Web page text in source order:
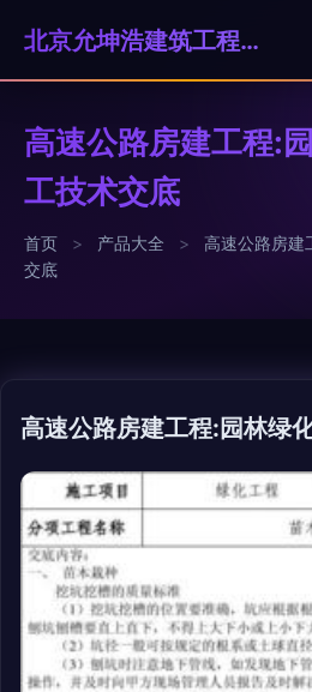
北京允坤浩建筑工程有限公司
高速公路房建工程:
工技术交底
首页 > 产品大全 >
高速公路房建
交底
高速公路房建工程:园林绿